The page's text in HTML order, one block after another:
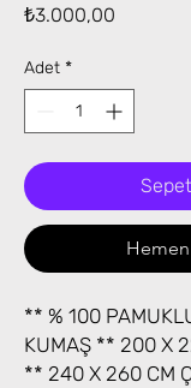
₺3.000,00
Adet *
Hemen
** % 100
KUMAŞ ** 200 X
** 240 X 260 CM